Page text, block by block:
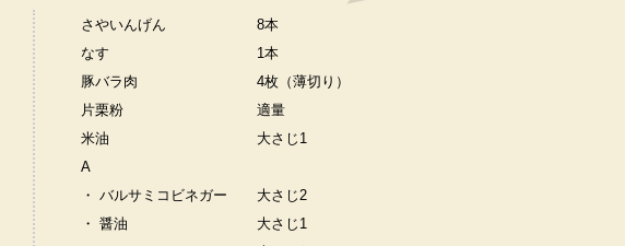
さやいんげん
8本
なす
1本
豚バラ肉
4枚（薄切り）
片栗粉
適量
米油
大さじ1
A
・ バルサミコビネガー
大さじ2
・ 醤油
大さじ1